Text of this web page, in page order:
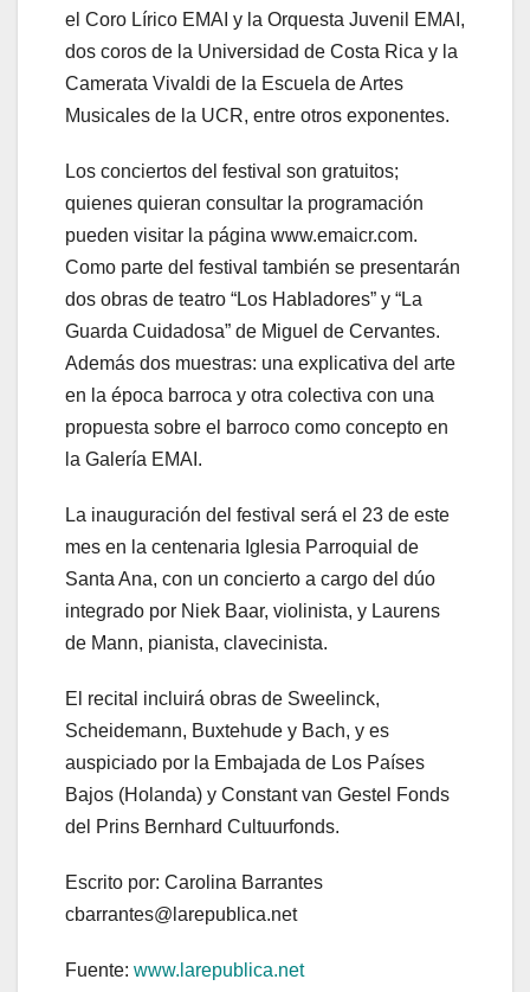
el Coro Lírico EMAI y la Orquesta Juvenil EMAI,
dos coros de la Universidad de Costa Rica y la
Camerata Vivaldi de la Escuela de Artes
Musicales de la UCR, entre otros exponentes.
Los conciertos del festival son gratuitos;
quienes quieran consultar la programación
pueden visitar la página www.emaicr.com.
Como parte del festival también se presentarán
dos obras de teatro “Los Habladores” y “La
Guarda Cuidadosa” de Miguel de Cervantes.
Además dos muestras: una explicativa del arte
en la época barroca y otra colectiva con una
propuesta sobre el barroco como concepto en
la Galería EMAI.
La inauguración del festival será el 23 de este
mes en la centenaria Iglesia Parroquial de
Santa Ana, con un concierto a cargo del dúo
integrado por Niek Baar, violinista, y Laurens
de Mann, pianista, clavecinista.
El recital incluirá obras de Sweelinck,
Scheidemann, Buxtehude y Bach, y es
auspiciado por la Embajada de Los Países
Bajos (Holanda) y Constant van Gestel Fonds
del Prins Bernhard Cultuurfonds.
Escrito por: Carolina Barrantes
cbarrantes@larepublica.net
Fuente: www.larepublica.net